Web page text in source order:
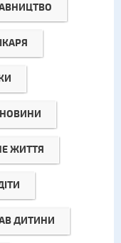
НОВИНИ
ЖИТТЯ
ДИТИНИ